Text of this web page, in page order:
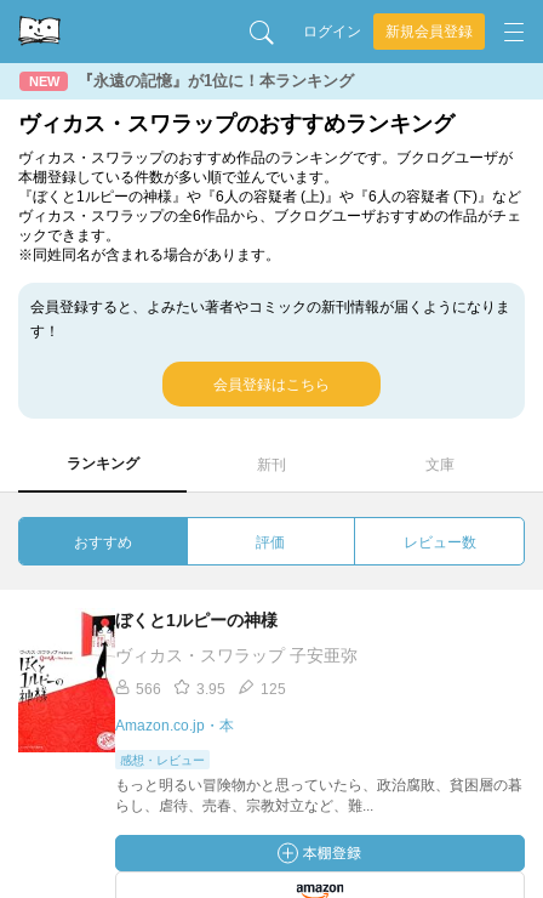
ログイン 新規会員登録
NEW 『永遠の記憶』が1位に！本ランキング
ヴィカス・スワラップのおすすめランキング
ヴィカス・スワラップのおすすめ作品のランキングです。ブクログユーザが
本棚登録している件数が多い順で並んでいます。
『ぼくと1ルピーの神様』や『6人の容疑者 (上)』や『6人の容疑者 (下)』など
ヴィカス・スワラップの全6作品から、ブクログユーザおすすめの作品がチェ
ックできます。
※同姓同名が含まれる場合があります。
会員登録すると、よみたい著者やコミックの新刊情報が届くようになりま
す！
会員登録はこちら
ランキング 新刊 文庫
おすすめ 評価 レビュー数
ぼくと1ルピーの神様
ヴィカス・スワラップ 子安亜弥
566 3.95 125
Amazon.co.jp・本
感想・レビュー
もっと明るい冒険物かと思っていたら、政治腐敗、貧困層の暮
らし、虐待、売春、宗教対立など、難...